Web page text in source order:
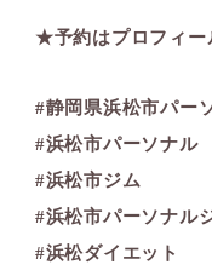
★予約はプロフィ
#静岡県浜松市パー
#浜松市パーソナル
#浜松市ジム
#浜松市パーソナル
#浜松ダイエット